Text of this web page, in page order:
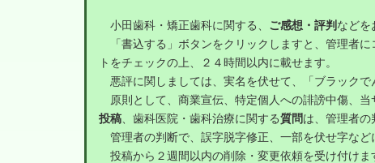
小田歯科・矯正歯科に関する、 ご感想・評判 などを
「書込する」ボタンをクリックしますと、管理者
トをチェックの上、２４時間以内に載せます。
悪評に関しましては、実名を伏せて、「ブラックで
原則として、商業宣伝、特定個人への誹謗中傷、当
投稿 、歯科医院・歯科治療に関する質問は、管理者の
管理者の判断で、誤字脱字修正、一部を伏せ字など
投稿から２週間以内の削除・変更依頼を受け付け